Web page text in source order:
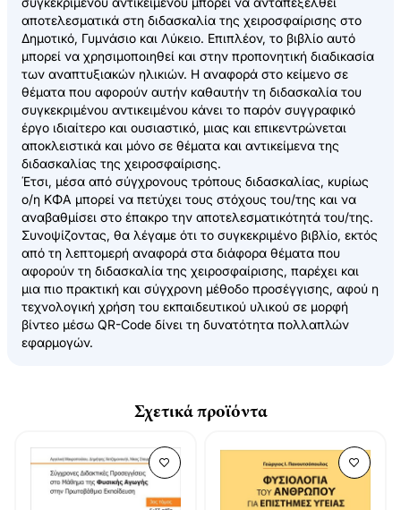
αποτελεσματικά στη διδασκαλία της χειροσφαίρισης στο
Δημοτικό, Γυμνάσιο και Λύκειο. Επιπλέον, το βιβλίο αυτό
μπορεί να χρησιμοποιηθεί και στην προπονητική διαδικασία
των αναπτυξιακών ηλικιών. Η αναφορά στο κείμενο σε
θέματα που αφορούν αυτήν καθαυτήν τη διδασκαλία του
συγκεκριμένου αντικειμένου κάνει το παρόν συγγραφικό
έργο ιδιαίτερο και ουσιαστικό, μιας και επικεντρώνεται
αποκλειστικά και μόνο σε θέματα και αντικείμενα της
διδασκαλίας της χειροσφαίρισης.
Έτσι, μέσα από σύγχρονους τρόπους διδασκαλίας, κυρίως
ο/η ΚΦΑ μπορεί να πετύχει τους στόχους του/της και να
αναβαθμίσει στο έπακρο την αποτελεσματικότητά του/της.
Συνοψίζοντας, θα λέγαμε ότι το συγκεκριμένο βιβλίο, εκτός
από τη λεπτομερή αναφορά στα διάφορα θέματα που
αφορούν τη διδασκαλία της χειροσφαίρισης, παρέχει και
μια πιο πρακτική και σύγχρονη μέθοδο προσέγγισης, αφού η
τεχνολογική χρήση του εκπαιδευτικού υλικού σε μορφή
βίντεο μέσω QR-Code δίνει τη δυνατότητα πολλαπλών
εφαρμογών.
Σχετικά προϊόντα